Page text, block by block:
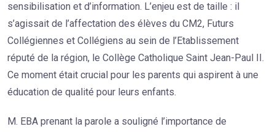
sensibilisation et d’information. L’enjeu est de taille : il
s’agissait de l’affectation des élèves du CM2, Futurs
Collégiennes et Collégiens au sein de l’Etablissement
réputé de la région, le Collège Catholique Saint Jean-Paul II.
Ce moment était crucial pour les parents qui aspirent à une
éducation de qualité pour leurs enfants.
M. EBA prenant la parole a souligné l’importance de